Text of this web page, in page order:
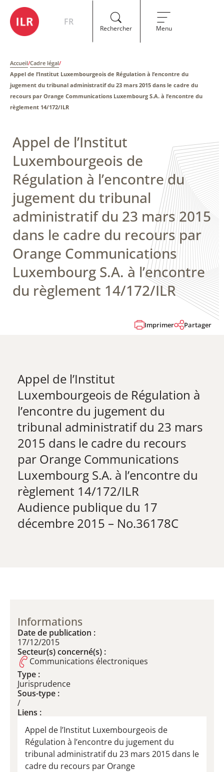
FR
Rechercher Menu
Accueil/Cadre légal/
Appel de l’Institut Luxembourgeois de Régulation à l’encontre du
jugement du tribunal administratif du 23 mars 2015 dans le cadre du
recours par Orange Communications Luxembourg S.A. à l’encontre du
règlement 14/172/ILR
Appel de l’Institut
Luxembourgeois de
Régulation à l’encontre du
jugement du tribunal
administratif du 23 mars 2015
dans le cadre du recours par
Orange Communications
Luxembourg S.A. à l’encontre
du règlement 14/172/ILR
Imprimer Partager
Appel de l’Institut
Luxembourgeois de Régulation à
l’encontre du jugement du
tribunal administratif du 23 mars
2015 dans le cadre du recours
par Orange Communications
Luxembourg S.A. à l’encontre du
règlement 14/172/ILR
Audience publique du 17
décembre 2015 – No.36178C
Informations
Date de publication :
17/12/2015
Secteur(s) concerné(s) :
Communications électroniques
Type :
Jurisprudence
Sous-type :
/
Liens :
Appel de l’Institut Luxembourgeois de
Régulation à l’encontre du jugement du
tribunal administratif du 23 mars 2015 dans le
cadre du recours par Orange